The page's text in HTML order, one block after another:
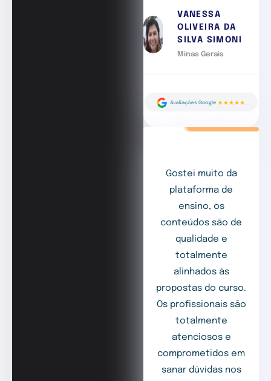
VANESSA
OLIVEIRA DA
SILVA SIMONI
Minas Gerais
Gostei muito da
plataforma de
ensino, os
conteúdos são de
qualidade e
totalmente
alinhados às
propostas do curso.
Os profissionais são
totalmente
atenciosos e
comprometidos em
sanar dúvidas nos